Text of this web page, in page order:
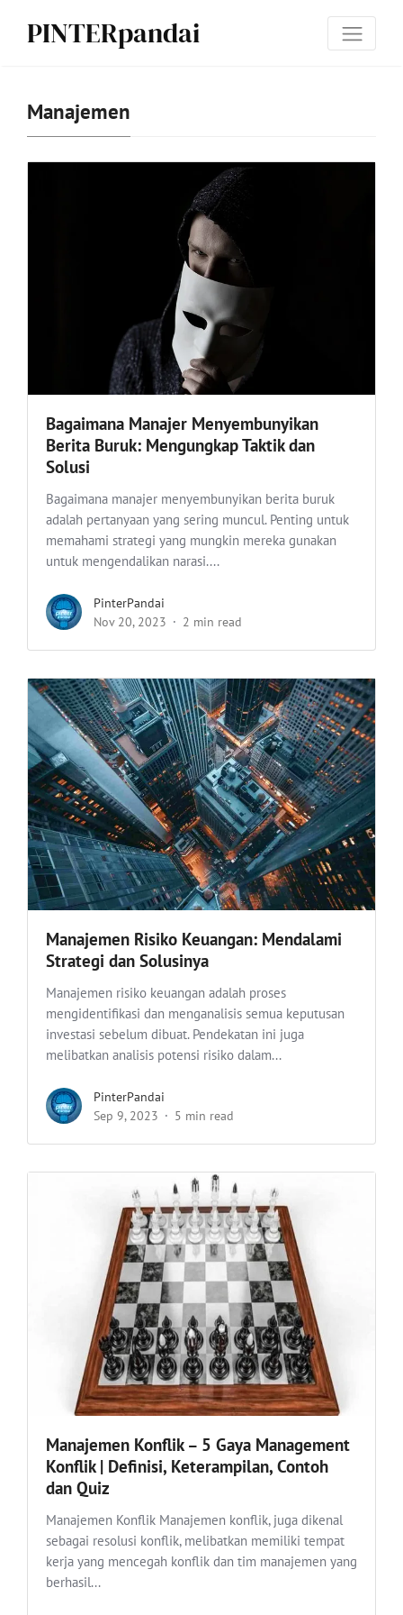
PINTERpandai
Manajemen
Bagaimana Manajer Menyembunyikan
Berita Buruk: Mengungkap Taktik dan
Solusi
Bagaimana manajer menyembunyikan berita buruk
adalah pertanyaan yang sering muncul. Penting untuk
memahami strategi yang mungkin mereka gunakan
untuk mengendalikan narasi....
PinterPandai
Nov 20, 2023
2 min read
Manajemen Risiko Keuangan: Mendalami
Strategi dan Solusinya
Manajemen risiko keuangan adalah proses
mengidentifikasi dan menganalisis semua keputusan
investasi sebelum dibuat. Pendekatan ini juga
melibatkan analisis potensi risiko dalam...
PinterPandai
Sep 9, 2023
5 min read
Manajemen Konflik – 5 Gaya Management
Konflik | Definisi, Keterampilan, Contoh
dan Quiz
Manajemen Konflik Manajemen konflik, juga dikenal
sebagai resolusi konflik, melibatkan memiliki tempat
kerja yang mencegah konflik dan tim manajemen yang
berhasil...